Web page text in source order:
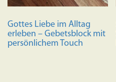
Gottes Liebe im Alltag
erleben – Gebetsblock mit
persönlichem Touch